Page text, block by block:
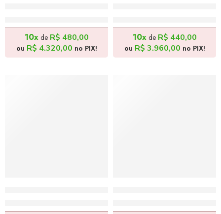
10xde R$ 480,00
ou R$ 4.320,00 no PIX!
10xde R$ 440,00
ou R$ 3.960,00 no PIX!